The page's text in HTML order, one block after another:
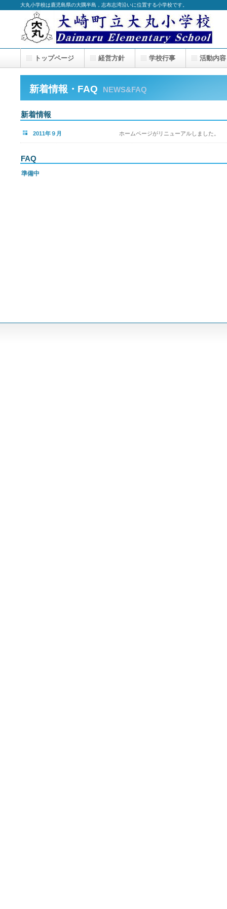
大丸小学校は鹿児島県の大隅半島，志布志湾沿いに位置する小学校です。
新着情報・FAQ NEWS&FAQ
新着情報
2011年９月 ホームページがリニューアルしました。
FAQ
準備中
トップページ 経営方針 学校行事 活動内容